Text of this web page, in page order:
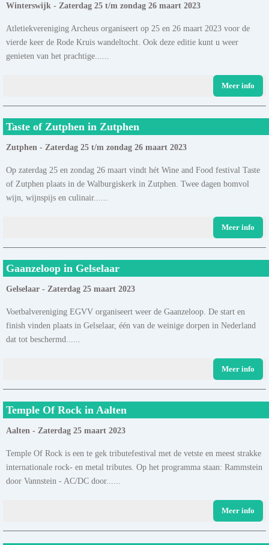
Winterswijk - Zaterdag 25 t/m zondag 26 maart 2023
Atletiekvereniging Archeus organiseert op 25 en 26 maart 2023 voor de
vierde keer de Rode Kruis wandeltocht. Ook deze editie kunt u weer
genieten van het prachtige......
Meer info
Taste of Zutphen in Zutphen
Zutphen - Zaterdag 25 t/m zondag 26 maart 2023
Op zaterdag 25 en zondag 26 maart vindt hét Wine and Food festival Taste
of Zutphen plaats in de Walburgiskerk in Zutphen. Twee dagen bomvol
wijn, wijnspijs en culinair......
Meer info
Gaanzeloop in Gelselaar
Gelselaar - Zaterdag 25 maart 2023
Voetbalvereniging EGVV organiseert weer de Gaanzeloop. De start en
finish vinden plaats in Gelselaar, één van de weinige dorpen in Nederland
dat tot beschermd......
Meer info
Temple Of Rock in Aalten
Aalten - Zaterdag 25 maart 2023
Temple Of Rock is een te gek tributefestival met de vetste en meest strakke
internationale rock- en metal tributes. Op het programma staan: Rammstein
door Vannstein - AC/DC door......
Meer info